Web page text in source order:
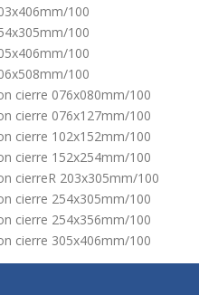
100
100
100
100
cierre 076x080mm/100
cierre 076x127mm/100
cierre 102x152mm/100
cierre 152x254mm/100
cierreR 203x305mm/100
cierre 254x305mm/100
cierre 254x356mm/100
cierre 305x406mm/100